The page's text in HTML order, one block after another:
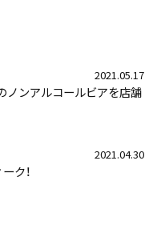
2021.05.17
ノンアルコールビアを店舗
2021.04.30
ク！